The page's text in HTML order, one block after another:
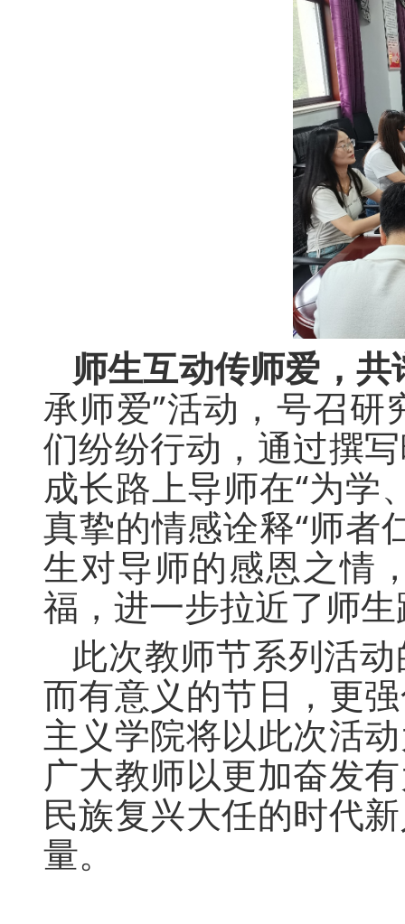
师生互动传师爱，
承师爱”活动，号召
们纷纷行动，通过撰
成长路上导师在“为学
真挚的情感诠释“师者
生对导师的感恩之情
福，进一步拉近了师
此次教师节系列活
而有意义的节日，更
主义学院将以此次活
广大教师以更加奋发
民族复兴大任的时代
量。